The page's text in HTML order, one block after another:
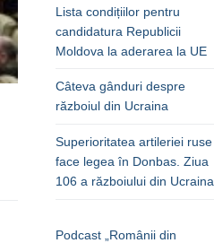
Lista condițiilor pentru
candidatura Republicii
Moldova la aderarea la UE
Câteva gânduri despre
războiul din Ucraina
Superioritatea artileriei ruse
face legea în Donbas. Ziua
106 a războiului din Ucraina
Podcast „Românii din